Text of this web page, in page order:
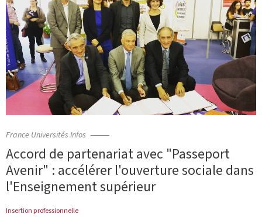
France Universités Infos
Accord de partenariat avec "Passeport
Avenir" : accélérer l'ouverture sociale dans
l'Enseignement supérieur
Insertion professionnelle